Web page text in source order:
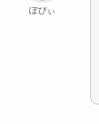
ぽぴぃ